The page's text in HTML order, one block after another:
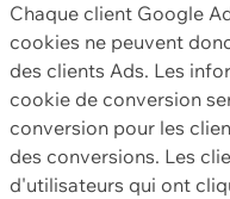
Chaque client Google
cookies ne peuvent
des clients Ads. Les
cookie de conversion
conversion pour les
des conversions. Les
d'utilisateurs qui ont